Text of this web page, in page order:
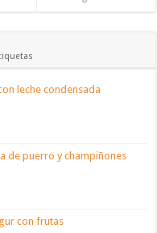
leche condensada
de puerro y champiñones
con frutas